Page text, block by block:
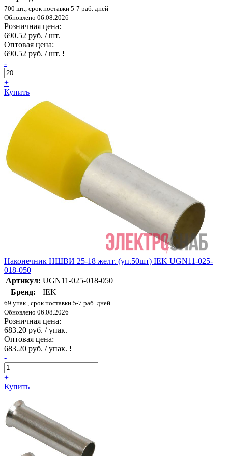
700 шт., срок поставки 5-7 раб. дней
Обновлено 06.08.2026
Розничная цена:
690.52 руб. / шт.
Оптовая цена:
690.52 руб. / шт. !
-
+
Купить
Наконечник НШВИ 25-18 желт. (уп.50шт) IEK UGN11-025-
018-050
Артикул: UGN11-025-018-050
Бренд:
IEK
69 упак., срок поставки 5-7 раб. дней
Обновлено 06.08.2026
Розничная цена:
683.20 руб. / упак.
Оптовая цена:
683.20 руб. / упак. !
-
+
Купить